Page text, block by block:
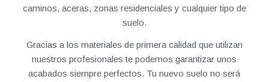
caminos, aceras, zonas residenciales y cualquier tipo de
suelo.
Gracias a los materiales de primera calidad que utilizan
nuestros profesionales te podemos garantizar unos
acabados siempre perfectos. Tu nuevo suelo no será